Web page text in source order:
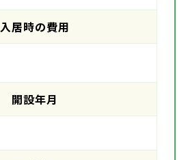
入居時の費用
開設年月